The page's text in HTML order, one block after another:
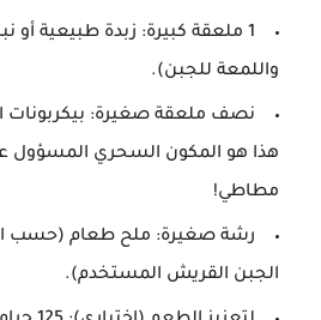
1 ملعقة كبيرة:
زبدة طبيعية أو
واللمعة للجبن).
نصف ملعقة صغيرة: بيكربونات
هذا هو المكون السحري المسؤول
مطاطي!
رشة صغيرة: ملح طعام (حسب
الجبن القريش المستخدم).